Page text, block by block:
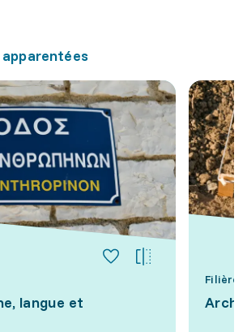
langue et
Filière